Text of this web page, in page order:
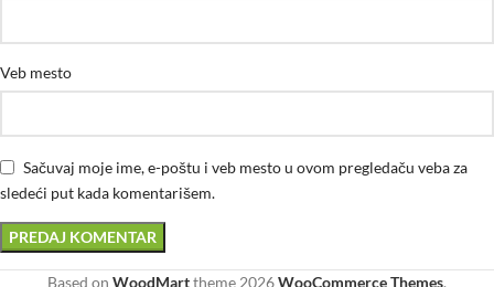
Veb mesto
Sačuvaj moje ime, e-poštu i veb mesto u ovom pregledaču veba za
sledeći put kada komentarišem.
Based on WoodMarttheme 2026WooCommerce Themes.